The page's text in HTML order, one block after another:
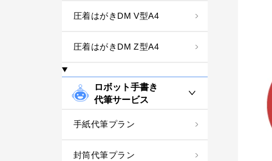
圧着はがきDM V型A4
圧着はがきDM Z型A4
ロボット手書き
代筆サービス
手紙代筆プラン
封筒代筆プラン